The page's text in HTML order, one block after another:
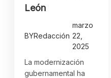
León
BYRedacción
marzo
22,
2025
La modernización
gubernamental ha